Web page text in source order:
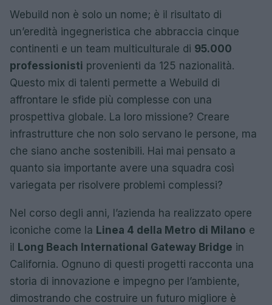
Webuild non è solo un nome; è il risultato di
un’eredità ingegneristica che abbraccia cinque
continenti e un team multiculturale di 95.000
professionisti provenienti da 125 nazionalità.
Questo mix di talenti permette a Webuild di
affrontare le sfide più complesse con una
prospettiva globale. La loro missione? Creare
infrastrutture che non solo servano le persone, ma
che siano anche sostenibili. Hai mai pensato a
quanto sia importante avere una squadra così
variegata per risolvere problemi complessi?
Nel corso degli anni, l’azienda ha realizzato opere
iconiche come la Linea 4 della Metro di Milano e
il Long Beach International Gateway Bridge in
California. Ognuno di questi progetti racconta una
storia di innovazione e impegno per l’ambiente,
dimostrando che costruire un futuro migliore è